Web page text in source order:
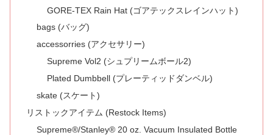
GORE-TEX Rain Hat (ゴアテックスレインハット)
bags (バッグ)
accessorries (アクセサリー)
Supreme Vol2 (シュプリームボール2)
Plated Dumbbell (プレーティッドダンベル)
skate (スケート)
リストックアイテム (Restock Items)
Supreme®/Stanley® 20 oz. Vacuum Insulated Bottle